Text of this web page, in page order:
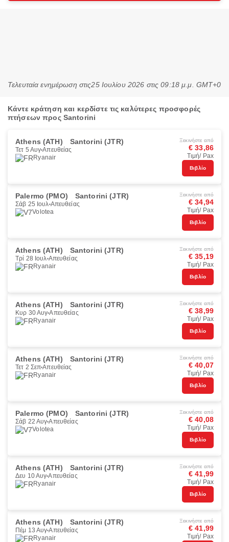
Τελευταία ενημέρωση στις25 Ιουλίου 2026 στις 09:18 μ.μ. GMT+0
Κάντε κράτηση και κερδίστε τις καλύτερες προσφορές
πτήσεων προς Santorini
Athens (ATH) Santorini (JTR)
Τετ 5 Αυγ Απευθείας
Ryanair
Ξεκινήστε από
€ 33,86
Τιμή/ Pax
Βιβλίο
Palermo (PMO) Santorini (JTR)
Σάβ 25 Ιουλ Απευθείας
Volotea
Ξεκινήστε από
€ 34,94
Τιμή/ Pax
Βιβλίο
Athens (ATH) Santorini (JTR)
Τρί 28 Ιουλ Απευθείας
Ryanair
Ξεκινήστε από
€ 35,19
Τιμή/ Pax
Βιβλίο
Athens (ATH) Santorini (JTR)
Κυρ 30 Αυγ Απευθείας
Ryanair
Ξεκινήστε από
€ 38,99
Τιμή/ Pax
Βιβλίο
Athens (ATH) Santorini (JTR)
Τετ 2 Σεπ Απευθείας
Ryanair
Ξεκινήστε από
€ 40,07
Τιμή/ Pax
Βιβλίο
Palermo (PMO) Santorini (JTR)
Σάβ 22 Αυγ Απευθείας
Volotea
Ξεκινήστε από
€ 40,08
Τιμή/ Pax
Βιβλίο
Athens (ATH) Santorini (JTR)
Δευ 10 Αυγ Απευθείας
Ryanair
Ξεκινήστε από
€ 41,99
Τιμή/ Pax
Βιβλίο
Athens (ATH) Santorini (JTR)
Πέμ 13 Αυγ Απευθείας
Ryanair
Ξεκινήστε από
€ 41,99
Τιμή/ Pax